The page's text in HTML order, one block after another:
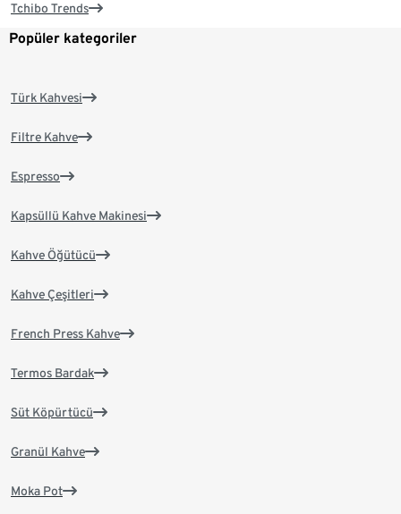
Tchibo Trends
Popüler kategoriler
Türk Kahvesi
Filtre Kahve
Espresso
Kapsüllü Kahve Makinesi
Kahve Öğütücü
Kahve Çeşitleri
French Press Kahve
Termos Bardak
Süt Köpürtücü
Granül Kahve
Moka Pot